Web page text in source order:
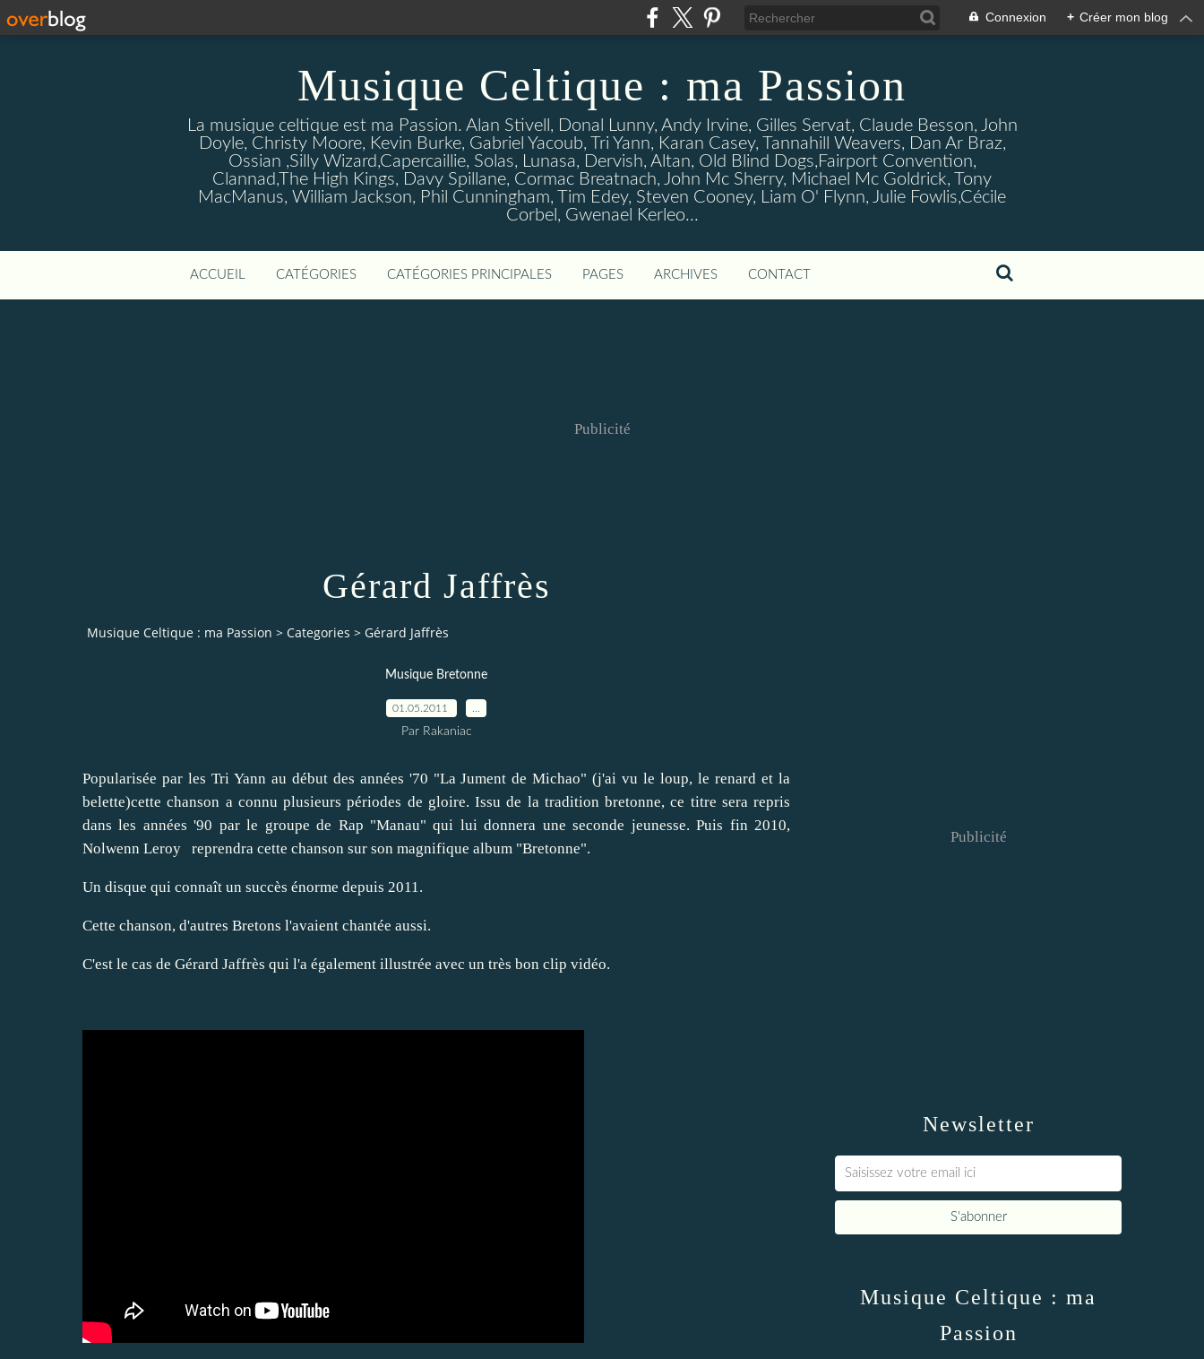
Connexion + Créer mon blog
Musique Celtique : ma Passion
La musique celtique est ma Passion. Alan Stivell, Donal Lunny, Andy Irvine, Gilles Servat, Claude Besson, John
Doyle, Christy Moore, Kevin Burke, Gabriel Yacoub, Tri Yann, Karan Casey, Tannahill Weavers, Dan Ar Braz,
Ossian ,Silly Wizard,Capercaillie, Solas, Lunasa, Dervish, Altan, Old Blind Dogs,Fairport Convention,
Clannad,The High Kings, Davy Spillane, Cormac Breatnach, John Mc Sherry, Michael Mc Goldrick, Tony
MacManus, William Jackson, Phil Cunningham, Tim Edey, Steven Cooney, Liam O' Flynn, Julie Fowlis,Cécile
Corbel, Gwenael Kerleo...
ACCUEIL CATÉGORIES CATÉGORIES PRINCIPALES PAGES ARCHIVES CONTACT
Publicité
Gérard Jaffrès
Musique Celtique : ma Passion > Categories > Gérard Jaffrès
Musique Bretonne
01.05.2011
Par Rakaniac
Popularisée par les Tri Yann au début des années '70 "La Jument de Michao" (j'ai vu le loup, le renard et la
belette)cette chanson a connu plusieurs périodes de gloire. Issu de la tradition bretonne, ce titre sera repris
dans les années '90 par le groupe de Rap "Manau" qui lui donnera une seconde jeunesse. Puis fin 2010,
Nolwenn Leroy reprendra cette chanson sur son magnifique album "Bretonne".
Un disque qui connaît un succès énorme depuis 2011.
Cette chanson, d'autres Bretons l'avaient chantée aussi.
C'est le cas de Gérard Jaffrès qui l'a également illustrée avec un très bon clip vidéo.
Newsletter
Publicité
Musique Celtique : ma
Passion